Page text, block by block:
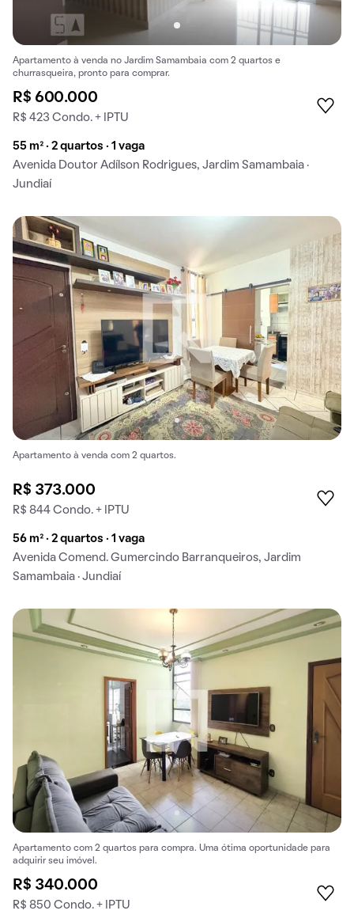
Apartamento à venda no Jardim Samambaia com 2 quartos e
churrasqueira, pronto para comprar.
R$ 600.000
R$ 423 Condo. + IPTU
55 m² · 2 quartos · 1 vaga
Avenida Doutor Adílson Rodrigues, Jardim Samambaia ·
Jundiaí
Apartamento à venda com 2 quartos.
R$ 373.000
R$ 844 Condo. + IPTU
56 m² · 2 quartos · 1 vaga
Avenida Comend. Gumercindo Barranqueiros, Jardim
Samambaia · Jundiaí
Apartamento com 2 quartos para compra. Uma ótima oportunidade para
adquirir seu imóvel.
R$ 340.000
R$ 850 Condo. + IPTU